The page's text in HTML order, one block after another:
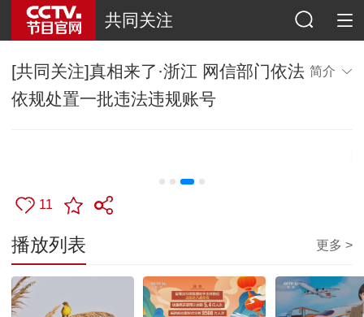
共同关注
[共同关注]真相来了·浙江 网信部门依法
依规处置一批违法违规账号
简介
11
播放列表 更多 >